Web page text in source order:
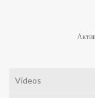
Videos